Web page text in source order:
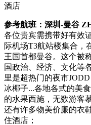
酒店
参考航班：深圳-曼谷
各位贵宾需携带好有效
际机场T3航站楼集合，
王国首都曼谷。这个被
国政治、经济、文化等
里是超热门的夜市
冰椰子...各地各式的美
的水果西施，无数游客
还有许多物美价廉的衣
住酒店；